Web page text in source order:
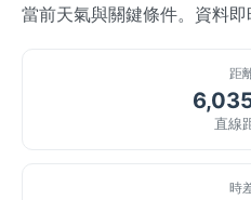
當前天氣與關鍵條件。資料即
距
直線
時